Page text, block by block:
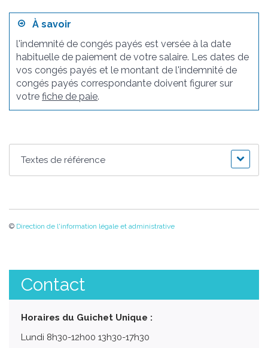
À savoir
l'indemnité de congés payés est versée à la date
habituelle de paiement de votre salaire. Les dates de
vos congés payés et le montant de l'indemnité de
congés payés correspondante doivent figurer sur
votrefiche de paie.
Textes de référence
© Direction de l'information légale et administrative
Contact
Horaires du Guichet Unique :
Lundi 8h30-12h00 13h30-17h30